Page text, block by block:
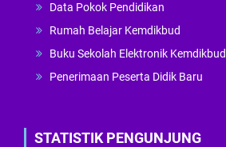
Data Pokok Pendidikan
Rumah Belajar Kemdikbud
Buku Sekolah Elektronik Kemdikbud
Penerimaan Peserta Didik Baru
STATISTIK PENGUNJUNG